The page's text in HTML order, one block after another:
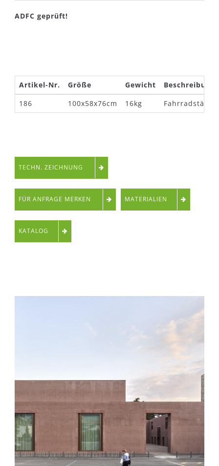
ADFC geprüft!
Artikel-Nr. Größe Gewicht
Beschreibung
186
100x58x76cm 16kg
TECHN. ZEICHNUNG
FÜR ANFRAGE MERKEN MATERIALIEN
KATALOG